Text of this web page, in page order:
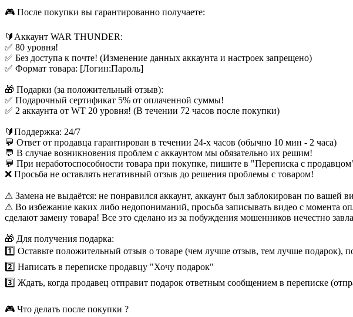
🎮 После покупки вы гарантированно получаете:
🔰Аккаунт WAR THUNDER:
✅ 80 уровня!
✅ Без доступа к почте! (Изменение данных аккаунта и настроек запрещено)
✅ Формат товара: [Логин:Пароль]
🎁 Подарки (за положительный отзыв):
✅ Подарочный сертификат 5% от оплаченной суммы!
✅ 2 аккаунта от WT 20 уровня! (В течении 72 часов после покупки)
🔰Поддержка: 24/7
💬 Ответ от продавца гарантирован в течении 24-х часов (обычно 10 мин - 2 часа)
💬 В случае возникновения проблем с аккаунтом мы обязательно их решим!
💬 При неработоспособности товара при покупке, пишите в "Переписка с
❌ Просьба не оставлять негативный отзыв до решения проблемы с товаром!
⚠ Замена не выдаётся: не понравился аккаунт, аккаунт был заблокирован по вашей
⚠ Во избежание каких либо недопониманий, просьба записывать видео с момента
сделают замену товара! Все это сделано из за побуждения мошенников нечестно
🎁 Для получения подарка:
1️⃣ Оставьте положительный отзыв о товаре (чем лучше отзыв, тем лучше подарок),
2️⃣ Написать в переписке продавцу "Хочу подарок"
3️⃣ Ждать, когда продавец отправит подарок ответным сообщением в переписке
🎮 Что делать после покупки ?